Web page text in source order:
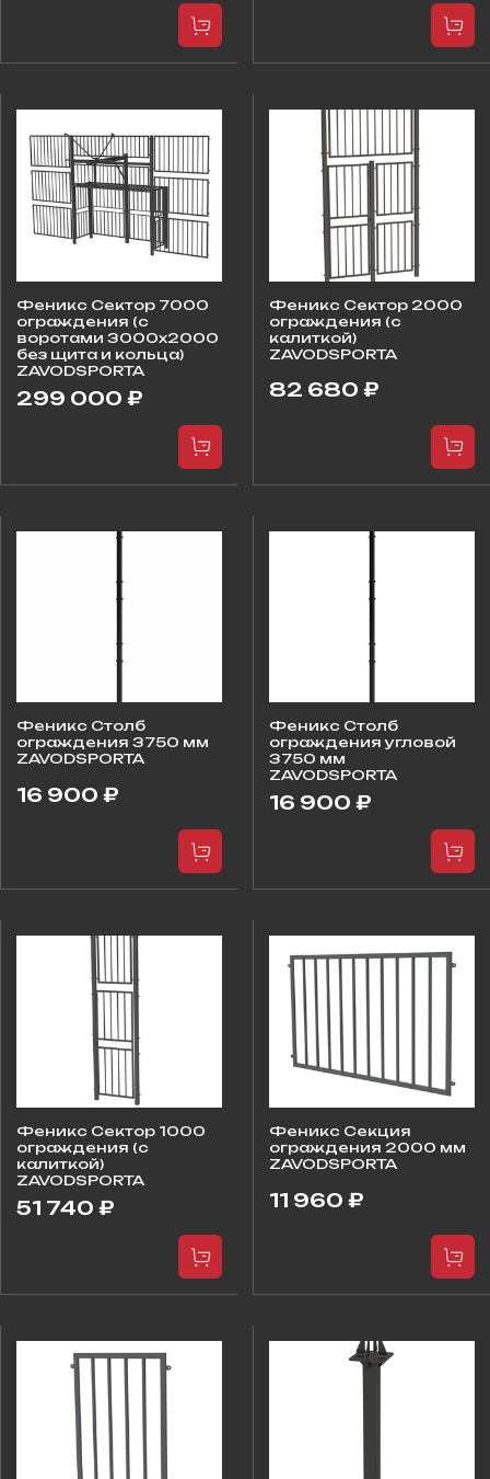
Феникс Сектор 7000
ограждения (с
воротами 3000х2000
без щита и кольца)
ZAVODSPORTA
299 000 ₽
Феникс Сектор 2000
ограждения (с
калиткой)
ZAVODSPORTA
82 680 ₽
Феникс Столб
ограждения 3750 мм
ZAVODSPORTA
16 900 ₽
Феникс Столб
ограждения угловой
3750 мм
ZAVODSPORTA
16 900 ₽
Феникс Сектор 1000
ограждения (с
калиткой)
ZAVODSPORTA
51 740 ₽
Феникс Секция
ограждения 2000 мм
ZAVODSPORTA
11 960 ₽